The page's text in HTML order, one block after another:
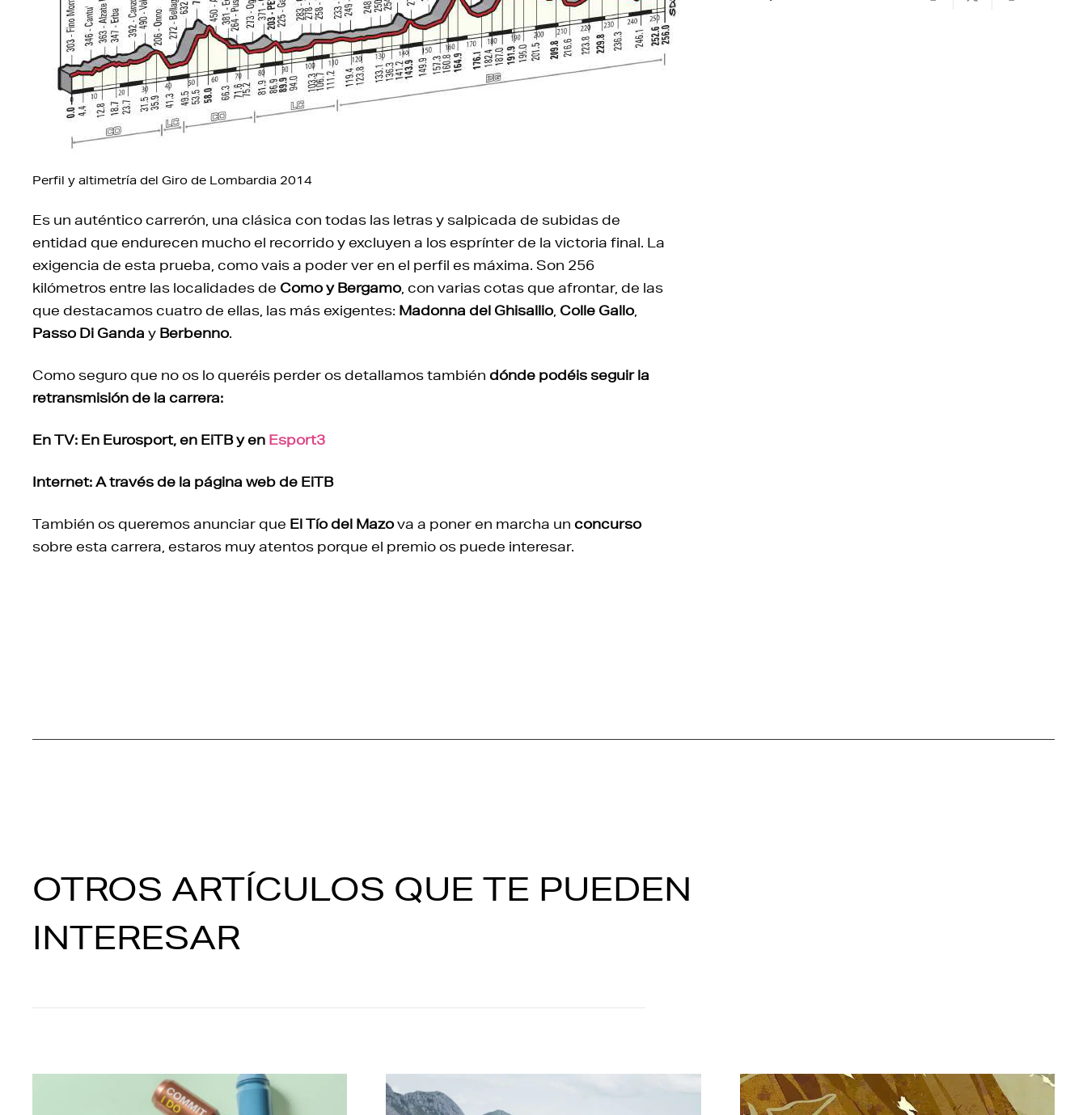
Perfil y altimetría del Giro de Lombardia 2014
Es un auténtico carrerón, una clásica con todas las letras y salpicada de subidas de
entidad que endurecen mucho el recorrido y excluyen a los esprínter de la victoria final. La
exigencia de esta prueba, como vais a poder ver en el perfil es máxima. Son 256
kilómetros entre las localidades de Como y Bergamo , con varias cotas que afrontar, de las
que destacamos cuatro de ellas, las más exigentes: Madonna del Ghisallio Colle Gallo
Passo Di Ganda y Berbenno.
Como seguro que no os lo queréis perder os detallamos también dónde podéis seguir la
retransmisión de la carrera:
En TV: En Eurosport, en EiTB y en Esport3
Internet: A través de la página web de EiTB
También os queremos anunciar que El Tío del Mazova a poner en marcha un concurso
sobre esta carrera, estaros muy atentos porque el premio os puede interesar.
OTROS ARTÍCULOS QUE TE PUEDEN
INTERESAR